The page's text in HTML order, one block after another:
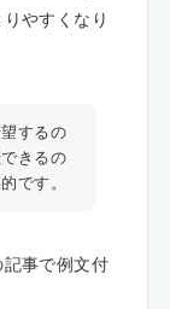
やすくなり
するの
きるの
です。
事で例文付